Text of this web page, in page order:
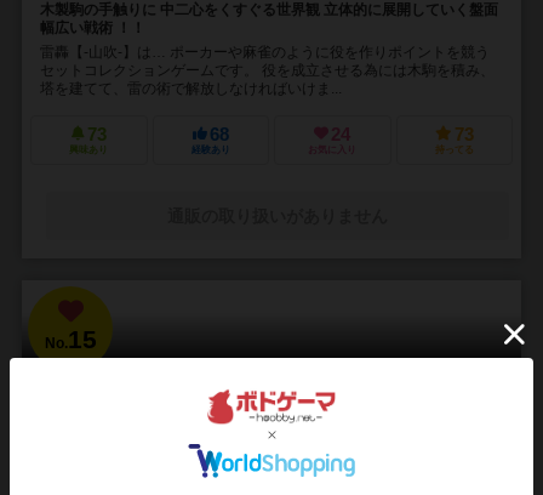
木製駒の手触りに 中二心をくすぐる世界観 立体的に展開していく盤面
幅広い戦術 ！！
雷轟【-山吹-】は… ポーカーや麻雀のように役を作りポイントを競う
セットコレクションゲームです。 役を成立させる為には木駒を積み、
塔を建てて、雷の術で解放しなければいけま...
73
興味あり
68
経験あり
24
お気に入り
73
持ってる
No.15
Bloodborne: The Card Game